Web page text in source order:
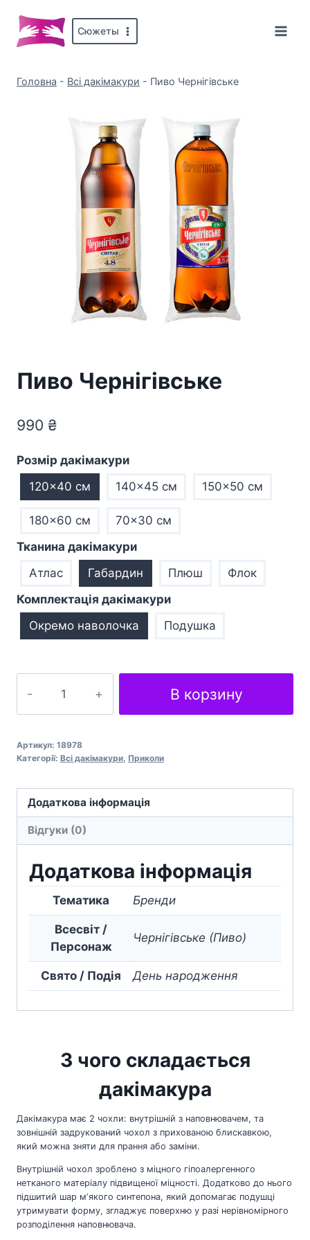
вмісту
Сюжеты
Головна - Всі дакімакури - Пиво Чернігівське
Пиво Чернігівське
990 ₴
Розмір дакімакури
120x40 см
140x45 см 150x50 см
180x60 см
70×30 см
Тканина дакімакури
Атлас
Габардин Плюш
Флок
Комплектація дакімакури
Окремо наволочка
Подушка
Чернігівське
В корзину
Артикул: 18978
Категорії: Всі дакімакури, Приколи
Додаткова інформація
Відгуки (0)
Додаткова інформація
Тематика Бренди
Всесвіт /
Персонаж
Чернігівське (Пиво)
Свято / Подія День народження
З чого складається
дакімакура
Дакімакура має 2 чохли: внутрішній з наповнювачем, та
зовнішній задрукований чохол з прихованою блискавкою,
який можна зняти для прання або заміни.
Внутрішній чохол зроблено з міцного гіпоалергенного
нетканого матеріалу підвищеної міцності. Додатково до нього
підшитий шар мʼякого синтепона, який допомагає подушці
утримувати форму, згладжує поверхню у разі нерівномірного
розподілення наповнювача.